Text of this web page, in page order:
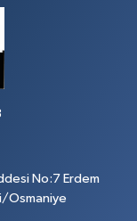
No:7 Erdem
Osmaniye